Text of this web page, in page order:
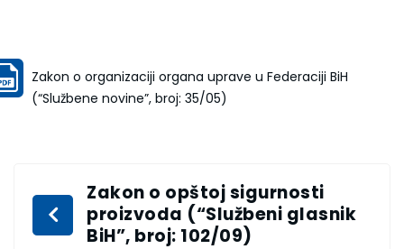
Zakon o organizaciji organa uprave u Federaciji BiH
(“Službene novine”, broj: 35/05)
Zakon o opštoj sigurnosti
proizvoda (“Službeni glasnik
BiH”, broj: 102/09)